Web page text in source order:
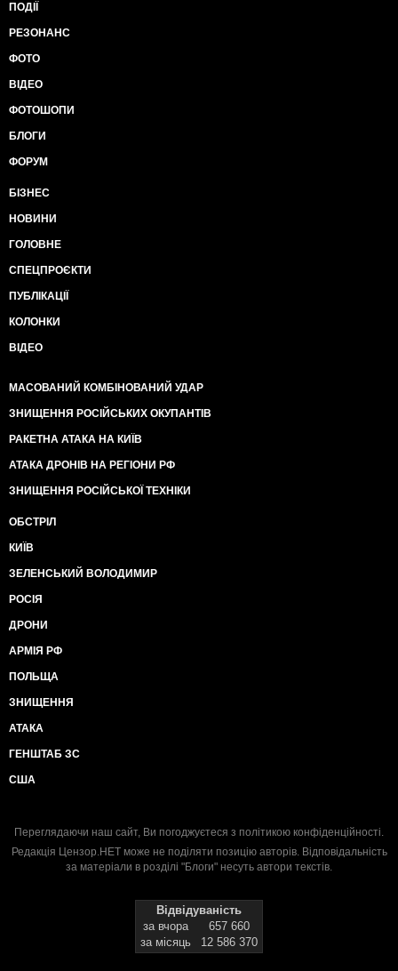
ПОДІЇ
РЕЗОНАНС
ФОТО
ВІДЕО
ФОТОШОПИ
БЛОГИ
ФОРУМ
БІЗНЕС
НОВИНИ
ГОЛОВНЕ
СПЕЦПРОЄКТИ
ПУБЛІКАЦІЇ
КОЛОНКИ
ВІДЕО
МАСОВАНИЙ КОМБІНОВАНИЙ УДАР
ЗНИЩЕННЯ РОСІЙСЬКИХ ОКУПАНТІВ
РАКЕТНА АТАКА НА КИЇВ
АТАКА ДРОНІВ НА РЕГІОНИ РФ
ЗНИЩЕННЯ РОСІЙСЬКОЇ ТЕХНІКИ
ОБСТРІЛ
КИЇВ
ЗЕЛЕНСЬКИЙ ВОЛОДИМИР
РОСІЯ
ДРОНИ
АРМІЯ РФ
ПОЛЬЩА
ЗНИЩЕННЯ
АТАКА
ГЕНШТАБ ЗС
США
Переглядаючи наш сайт, Ви погоджуєтеся з політикою конфіденційності.
Редакція Цензор.НЕТ може не поділяти позицію авторів. Відповідальність
за матеріали в розділі "Блоги" несуть автори текстів.
Відвідуваність
за вчора
657 660
за місяць
12 586 370